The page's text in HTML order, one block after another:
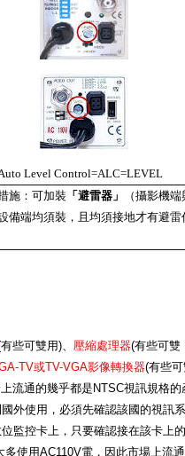
Level Control=ALC=LEVEL
施：可加裝 「避雷器」
（攝影機端
備端均須裝，且均須接地才有避雷
些可雙用)、 壓縮處理器(有些可雙
TV或TV-VGA影像轉換器(有些
流通的幾乎都是NTSC視訊規格的
外使用，必須先確認該國的視訊系
監控卡上，只要確認接在該卡上的
使用AC110V電，因此市場上流通